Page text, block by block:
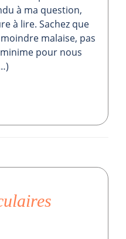
à ma question,
à lire. Sachez que
malaise, pas
pour nous